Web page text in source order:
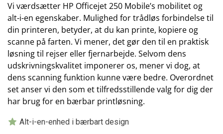
Vi værdsætter HP Officejet 250 Mobile’s mobilitet og
alt-i-en egenskaber. Mulighed for trådløs forbindelse til
din printeren, betyder, at du kan printe, kopiere og
scanne på farten. Vi mener, det gør den til en praktisk
løsning til rejser eller fjernarbejde. Selvom dens
udskrivningskvalitet imponerer os, mener vi dog, at
dens scanning funktion kunne være bedre. Overordnet
set anser vi den som et tilfredsstillende valg for dig der
har brug for en bærbar printløsning.
Alt-i-en-enhed i bærbart design